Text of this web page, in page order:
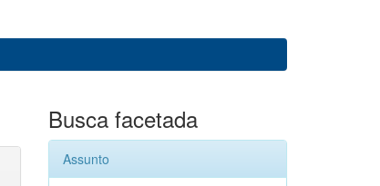
Busca facetada
Assunto